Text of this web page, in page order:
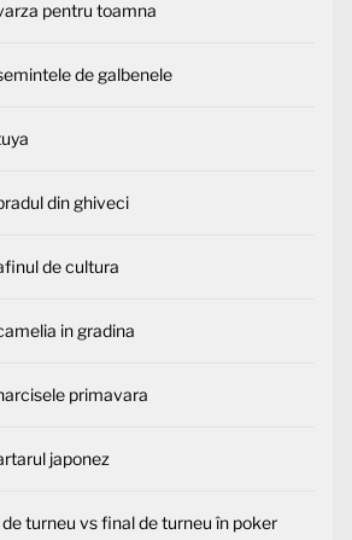
pentru toamna
de galbenele
din ghiveci
de cultura
in gradina
primavara
japonez
turneu vs final de turneu în poker